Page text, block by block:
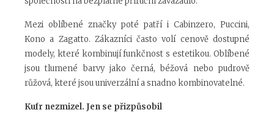
Mezi oblíbené značky poté patří i Cabinzero, Puccini,
Kono a Zagatto. Zákazníci často volí cenově dostupné
modely, které kombinují funkčnost s estetikou. Oblíbené
jsou tlumené barvy jako černá, béžová nebo pudrově
růžová, které jsou univerzální a snadno kombinovatelné.
Kufr nezmizel. Jen se přizpůsobil